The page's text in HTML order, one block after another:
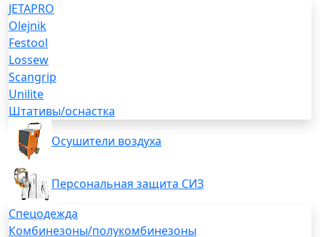
JETAPRO
Olejnik
Festool
Lossew
Scangrip
Unilite
Штативы/оснастка
Осушители воздуха
Персональная защита СИЗ
Спецодежда
Комбинезоны/полукомбинезоны